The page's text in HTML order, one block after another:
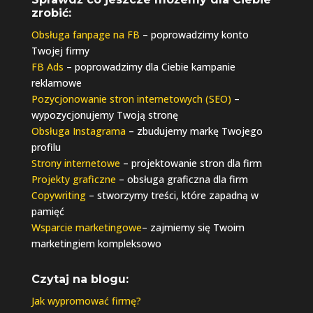
zrobić:
Obsługa fanpage na FB – poprowadzimy konto
Twojej firmy
FB Ads – poprowadzimy dla Ciebie kampanie
reklamowe
Pozycjonowanie stron internetowych (SEO) –
wypozycjonujemy Twoją stronę
Obsługa Instagrama– zbudujemy markę Twojego
profilu
Strony internetowe – projektowanie stron dla firm
Projekty graficzne – obsługa graficzna dla firm
Copywriting– stworzymy treści, które zapadną w
pamięć
Wsparcie marketingowe– zajmiemy się Twoim
marketingiem kompleksowo
Czytaj na blogu:
Jak wypromować firmę?